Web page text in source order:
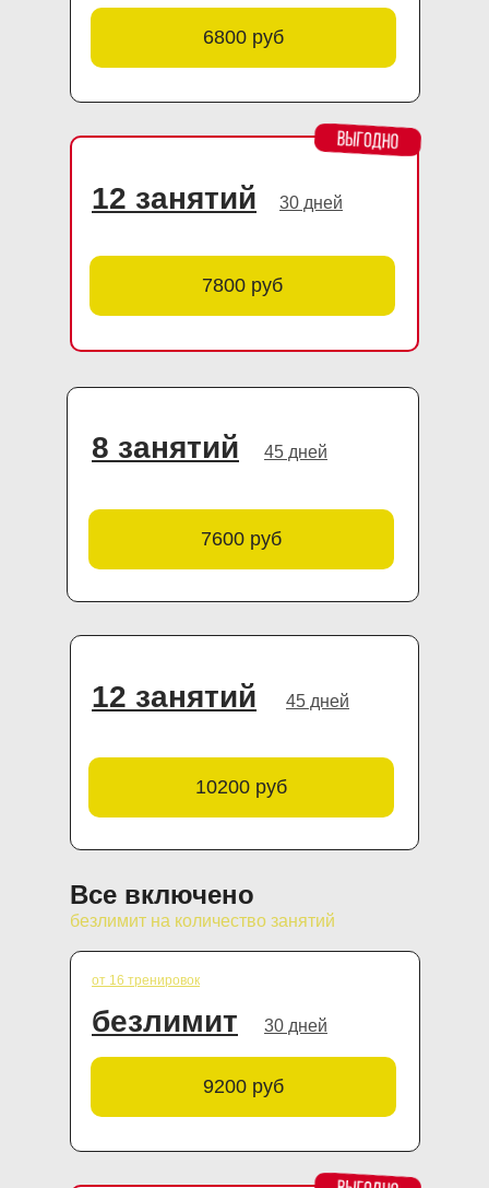
Все включено
безлимит на количество занятий
12 занятий
безлимит
45 дней
30 дней
10200 руб
8 занятий 45 дней
7600 руб
9200 руб
12 занятий 30 дней
7800 руб
6800 руб
от 16 тренировок